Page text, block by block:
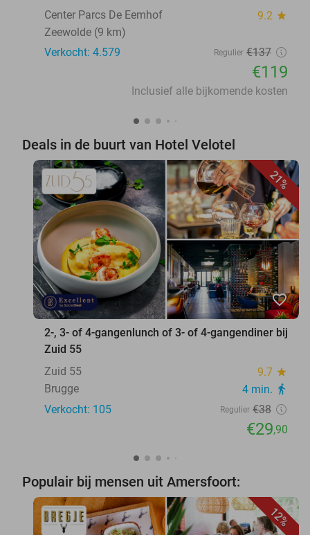
Center Parcs De Eemhof
9.2 star
Zeewolde (9 km)
Verkocht: 4.579
Regulier €137
€119
Inclusief alle bijkomende kosten
Deals in de buurt van Hotel Velotel
21%
favorite_border
2-, 3- of 4-gangenlunch of 3- of 4-gangendiner bij
Zuid 55
Zuid 55
9.7 star
Brugge 4 min. directions_walk
Verkocht: 105 Regulier €38
€29,90
Populair bij mensen uit Amersfoort:
12%